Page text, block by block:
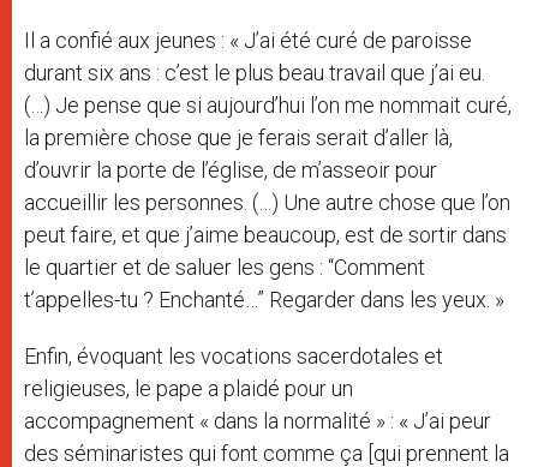
Il a confié aux jeunes : « J’ai été curé de paroisse
durant six ans : c’est le plus beau travail que j’ai eu.
(…) Je pense que si aujourd’hui l’on me nommait curé,
la première chose que je ferais serait d’aller là,
d’ouvrir la porte de l’église, de m’asseoir pour
accueillir les personnes. (…) Une autre chose que l’on
peut faire, et que j’aime beaucoup, est de sortir dans
le quartier et de saluer les gens : “Comment
t’appelles-tu ? Enchanté…” Regarder dans les yeux. »
Enfin, évoquant les vocations sacerdotales et
religieuses, le pape a plaidé pour un
accompagnement « dans la normalité » : « J’ai peur
des séminaristes qui font comme ça [qui prennent la